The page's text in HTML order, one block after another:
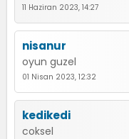
11 Haziran 2023, 14:27
nisanur
oyun guzel
01 Nisan 2023, 12:32
kedikedi
coksel